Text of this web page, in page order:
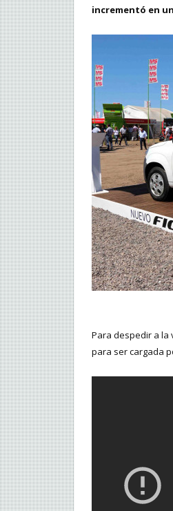
incrementó en
Para despedir a la
para ser cargada